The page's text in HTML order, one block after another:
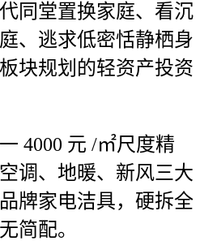
同堂置换家庭、看沉
、逃求低密恬静栖身
块规划的轻资产投资
元 /㎡尺度精
调、地暖、新风三大
牌家电洁具，硬拆全
简配。